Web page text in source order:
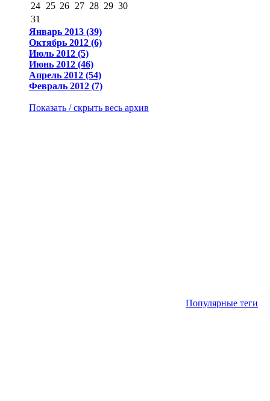
24 25 26 27 28 29 30
31
Январь 2013 (39)
Октябрь 2012 (6)
Июль 2012 (5)
Июнь 2012 (46)
Апрель 2012 (54)
Февраль 2012 (7)
Показать / скрыть весь архив
Популярные теги